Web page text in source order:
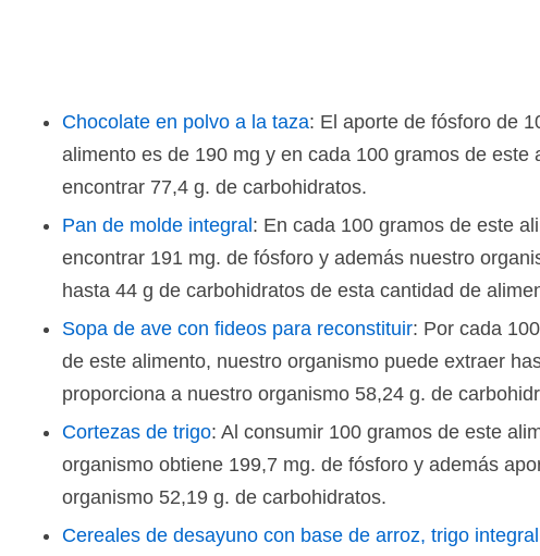
Chocolate en polvo a la taza: El aporte de fósforo de
alimento es de 190 mg y en cada 100 gramos de este
encontrar 77,4 g. de carbohidratos.
Pan de molde integral : En cada 100 gramos de este
encontrar 191 mg. de fósforo y además nuestro
hasta 44 g de carbohidratos de esta cantidad de
Sopa de ave con fideos para reconstituir: Por cada
de este alimento, nuestro organismo puede extraer
proporciona a nuestro organismo 58,24 g. de
Cortezas de trigo: Al consumir 100 gramos de este
organismo obtiene 199,7 mg. de fósforo y además
organismo 52,19 g. de carbohidratos.
Cereales de desayuno con base de arroz, trigo